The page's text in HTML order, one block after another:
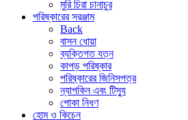
মুরি চিরা চানাচুর
পরিষ্কারের সরঞ্জাম
Back
বাসন ধোয়া
ব্যক্তিগত যত্ন
কাপড় পরিষ্কার
পরিষ্কারের জিনিসপত্র
ন্যাপকিন এবং টিস্যু
পোকা নিধণ
হোম ও কিচেন